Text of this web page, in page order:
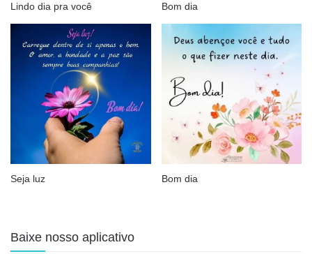
Lindo dia pra você Bom dia
Seja luz Bom dia
Baixe nosso aplicativo